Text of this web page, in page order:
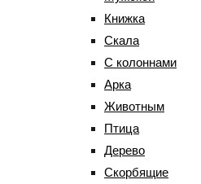
Книжка
Cкала
С колоннами
Арка
Животным
Птица
Дерево
Скорбящие